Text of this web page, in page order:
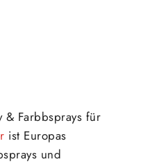
& Farbbsprays für
ist Europas
und